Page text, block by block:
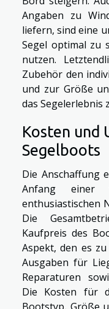
Angaben zu
liefern, sind eine
Segel optimal zu
nutzen.
Zubehör den
und zur Größe
das Segelerlebnis
Kosten und
Segelboots
Die Anschaffung
Anfang einer
enthusiastischen
Die
Kaufpreis des
Aspekt, den es
Ausgaben für
Reparaturen
Die Kosten für